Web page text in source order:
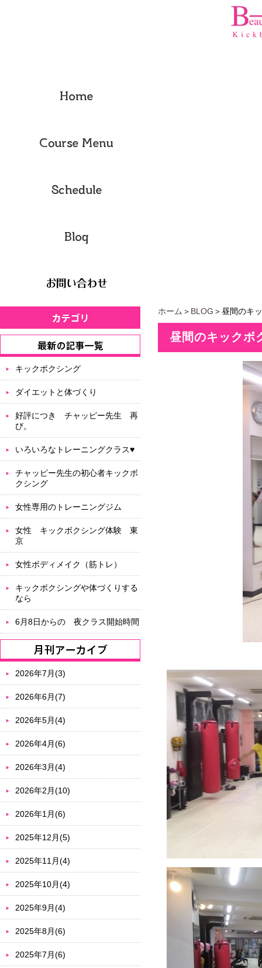
ホーム ＞ BLOG ＞昼間のキ
昼間のキックボ
キックボクシング
ダイエットと体づくり
好評につき チャッピー先生 再
び。
いろいろなトレーニングクラス♥
チャッピー先生の初心者キックボ
クシング
女性専用のトレーニングジム
女性 キックボクシング体験 東
京
女性ボディメイク（筋トレ）
キックボクシングや体づくりする
なら
6月8日からの 夜クラス開始時間
2026年7月(3)
2026年6月(7)
2026年5月(4)
2026年4月(6)
2026年3月(4)
2026年2月(10)
2026年1月(6)
2025年12月(5)
2025年11月(4)
2025年10月(4)
2025年9月(4)
2025年8月(6)
2025年7月(6)